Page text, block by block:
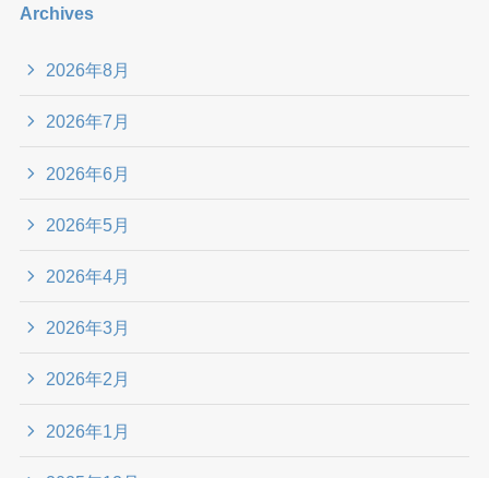
Archives
2026年8月
2026年7月
2026年6月
2026年5月
2026年4月
2026年3月
2026年2月
2026年1月